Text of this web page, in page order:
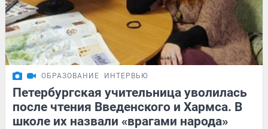
ОБРАЗОВАНИЕ ИНТЕРВЬЮ
Петербургская учительница уволилась
после чтения Введенского и Хармса. В
школе их назвали «врагами народа»